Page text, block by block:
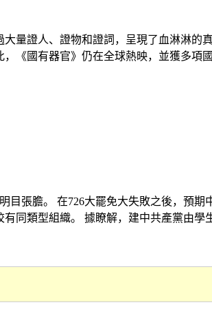
量證人、證物和證詞，呈現了血淋淋的
《國有器官》仍在全球熱映，並獲多項
目張膽。 在726大罷免大失敗之後，預
同類型組織。 據瞭解，建中共產黨由學